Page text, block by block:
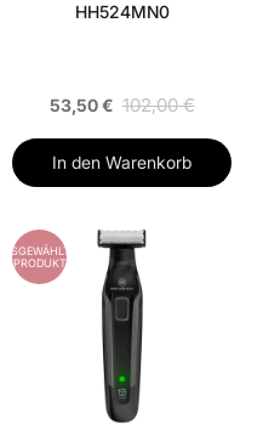
HH524MN0
53,50 € 102,00 €
In den Warenkorb
AUSGEWÄHLTES
PRODUKT